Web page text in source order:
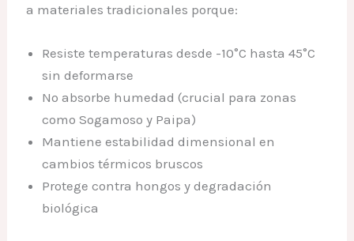
a materiales tradicionales porque:
Resiste temperaturas desde -10°C hasta 45°C
sin deformarse
No absorbe humedad (crucial para zonas
como Sogamoso y Paipa)
Mantiene estabilidad dimensional en
cambios térmicos bruscos
Protege contra hongos y degradación
biológica